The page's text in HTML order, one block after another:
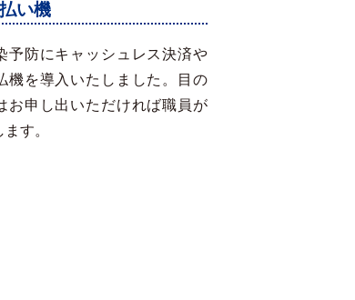
い機
予防にキャッシュレス決済や
機を導入いたしました。目の
お申し出いただければ職員が
す。